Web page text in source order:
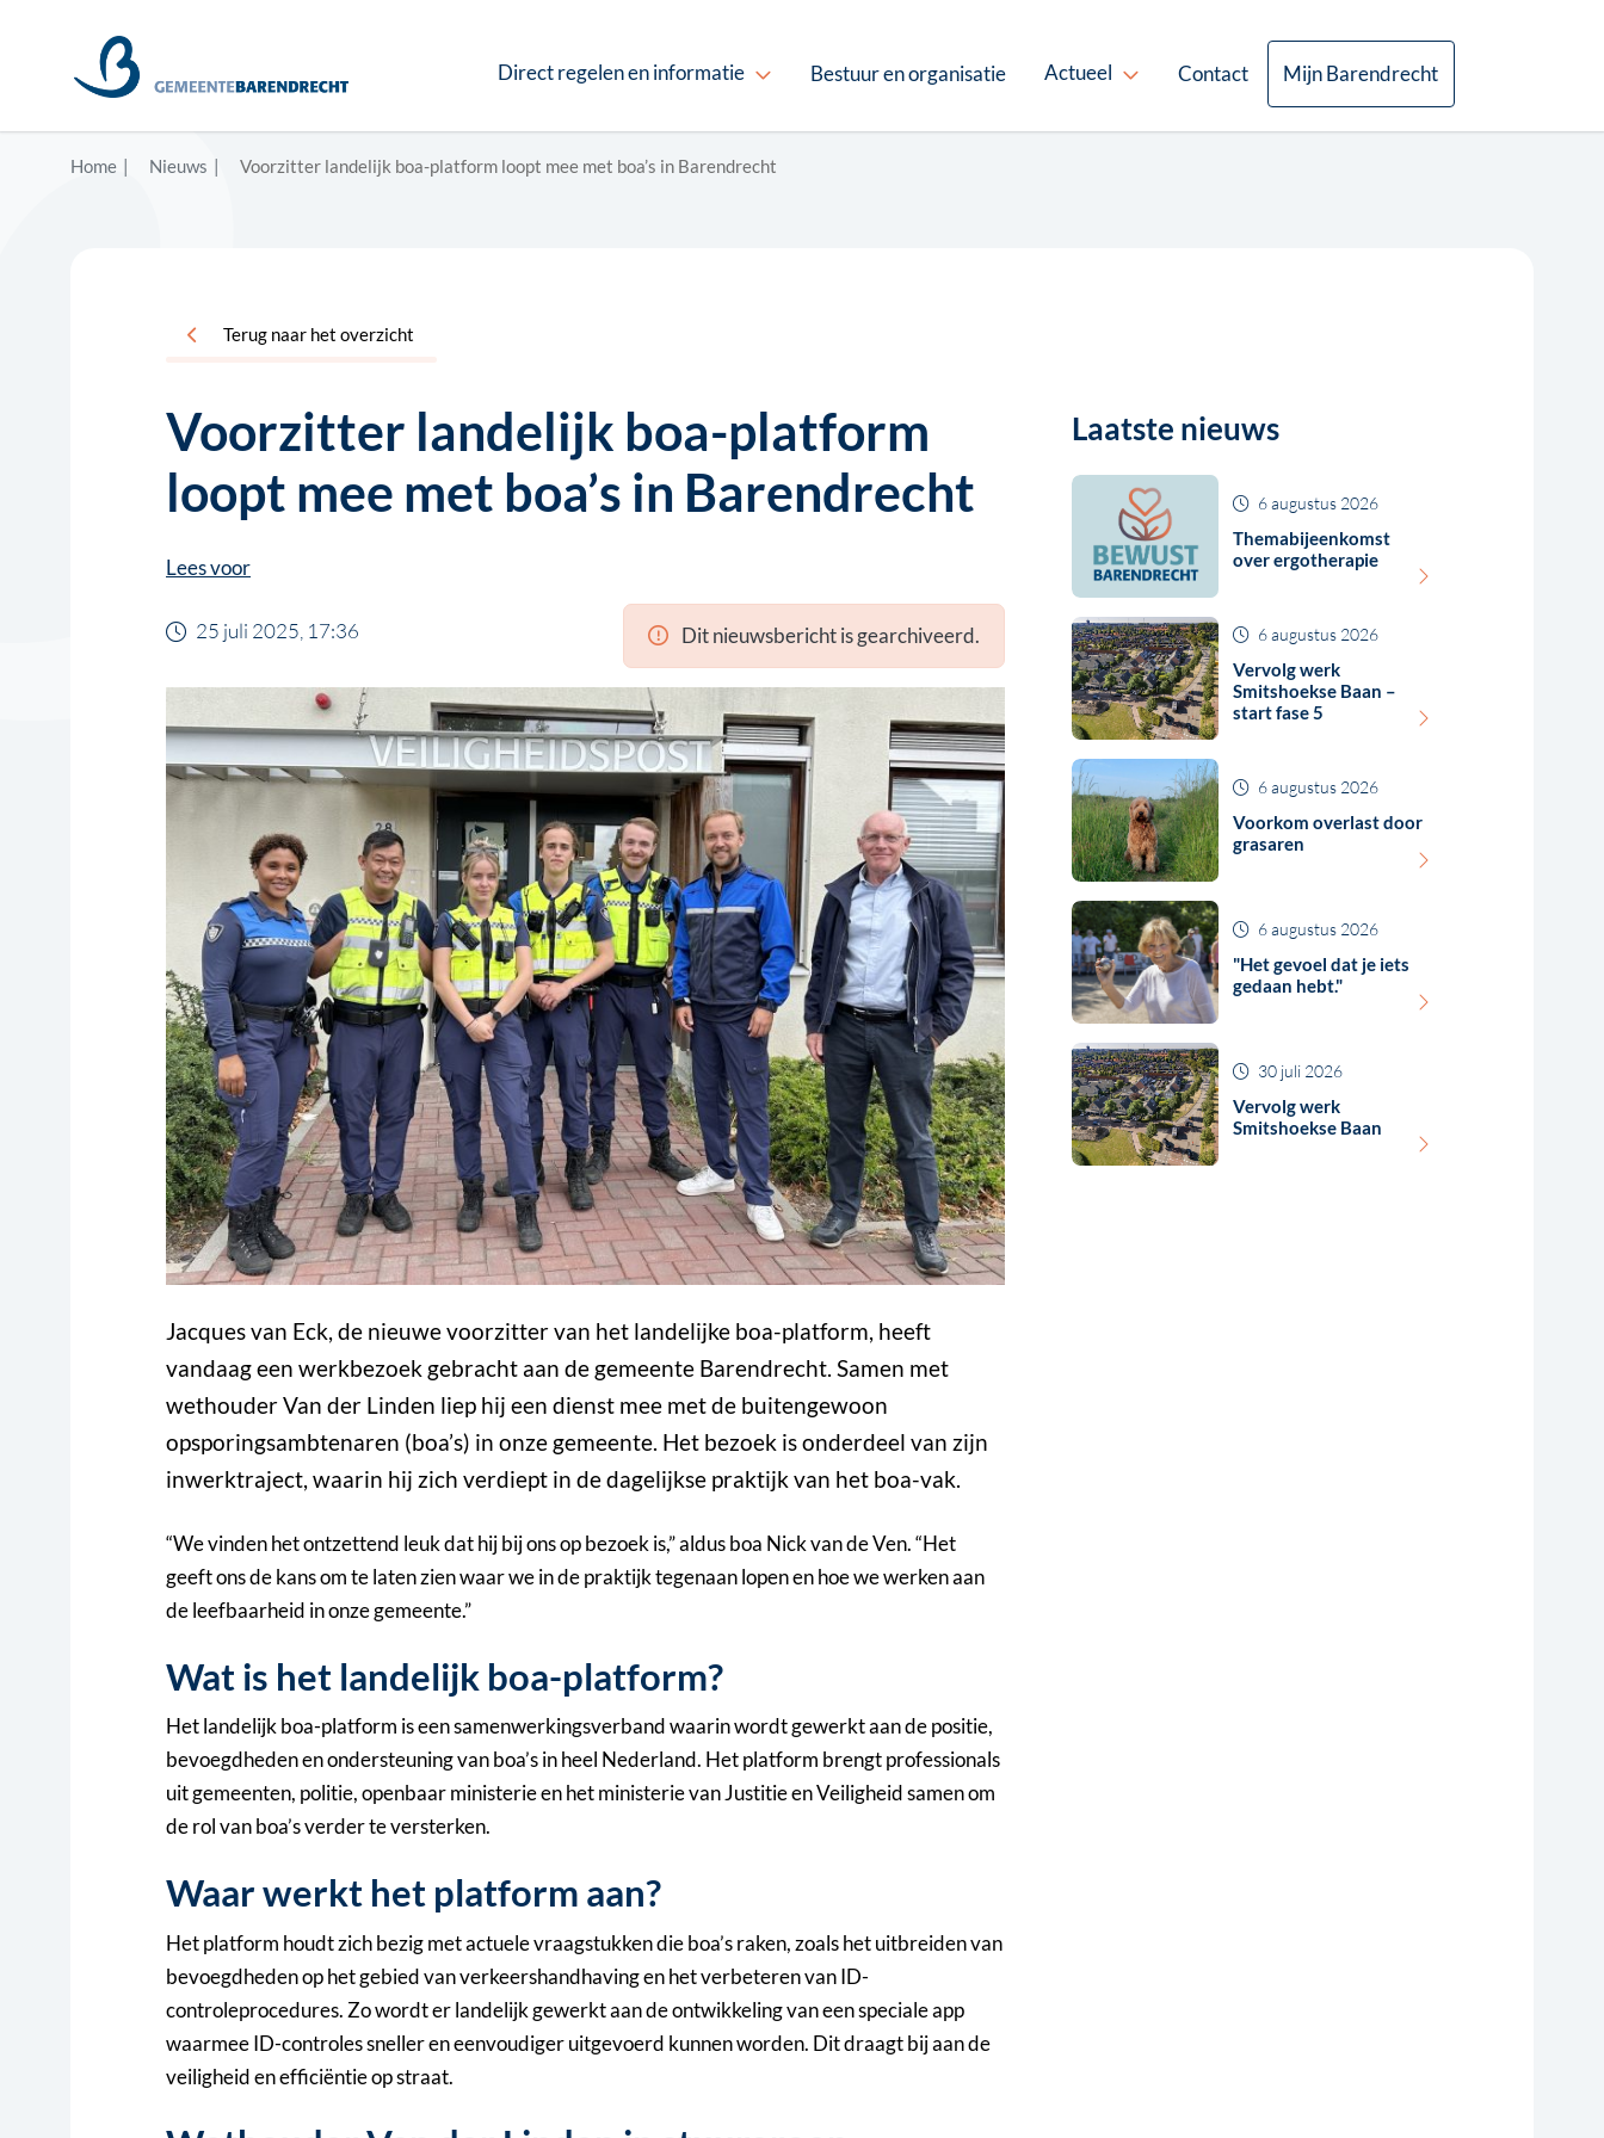
Direct regelen en informatie Bestuur en organisatie Actueel Contact Mijn Barendrecht
Home Nieuws Voorzitter landelijk boa-platform loopt mee met boa’s in Barendrecht
Terug naar het overzicht
Voorzitter landelijk boa-platform
loopt mee met boa’s in Barendrecht
Lees voor
25 juli 2025, 17:36 Dit nieuwsbericht is gearchiveerd.
Jacques van Eck, de nieuwe voorzitter van het landelijke boa-platform, heeft
vandaag een werkbezoek gebracht aan de gemeente Barendrecht. Samen met
wethouder Van der Linden liep hij een dienst mee met de buitengewoon
opsporingsambtenaren (boa’s) in onze gemeente. Het bezoek is onderdeel van zijn
inwerktraject, waarin hij zich verdiept in de dagelijkse praktijk van het boa-vak.
“We vinden het ontzettend leuk dat hij bij ons op bezoek is,” aldus boa Nick van de Ven. “Het
geeft ons de kans om te laten zien waar we in de praktijk tegenaan lopen en hoe we werken aan
de leefbaarheid in onze gemeente.”
Wat is het landelijk boa-platform?
Het landelijk boa-platform is een samenwerkingsverband waarin wordt gewerkt aan de positie,
bevoegdheden en ondersteuning van boa’s in heel Nederland. Het platform brengt professionals
uit gemeenten, politie, openbaar ministerie en het ministerie van Justitie en Veiligheid samen om
de rol van boa’s verder te versterken.
Waar werkt het platform aan?
Het platform houdt zich bezig met actuele vraagstukken die boa’s raken, zoals het uitbreiden van
bevoegdheden op het gebied van verkeershandhaving en het verbeteren van ID-
controleprocedures. Zo wordt er landelijk gewerkt aan de ontwikkeling van een speciale app
waarmee ID-controles sneller en eenvoudiger uitgevoerd kunnen worden. Dit draagt bij aan de
veiligheid en efficiëntie op straat.
Laatste nieuws
Themabijeenkomst
over ergotherapie
6 augustus 2026
Vervolg werk
Smitshoekse Baan –
start fase 5
6 augustus 2026
Voorkom overlast door
grasaren
6 augustus 2026
"Het gevoel dat je iets
gedaan hebt."
6 augustus 2026
Vervolg werk
Smitshoekse Baan
30 juli 2026